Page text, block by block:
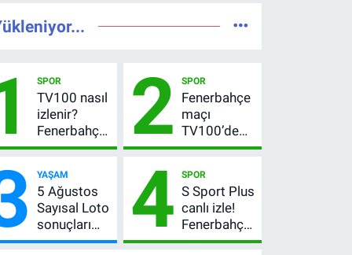
SPOR
TV100 nasıl
izlenir?
Fenerbahçe-
Sturm Graz
şifresiz
canlı yayın
bilgileri
2 SPOR
Fenerbahçe
maçı
TV100’de
mi? Sturm
hangi
kanalda,
saat kaçta?
YAŞAM
5 Ağustos
Sayısal Loto
sonuçları
açıklandı!
4 SPOR
S Sport Plus
canlı izle!
Fenerbahçe-
Sturm Graz